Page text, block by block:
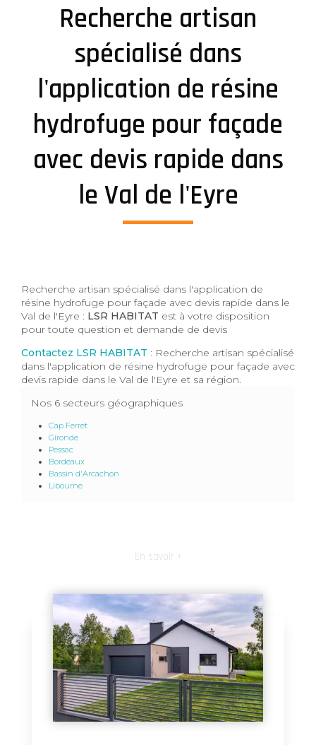
Recherche artisan
spécialisé dans
l'application de résine
hydrofuge pour façade
avec devis rapide dans
le Val de l'Eyre
Recherche artisan spécialisé dans l'application de
résine hydrofuge pour façade avec devis rapide dans le
Val de l'Eyre : LSR HABITAT est à votre disposition
pour toute question et demande de devis
Contactez LSR HABITAT : Recherche artisan spécialisé
dans l'application de résine hydrofuge pour façade avec
devis rapide dans le Val de l'Eyre et sa région.
Nos 6 secteurs géographiques
Cap Ferret
Gironde
Pessac
Bordeaux
Bassin d'Arcachon
Libourne
En savoir +